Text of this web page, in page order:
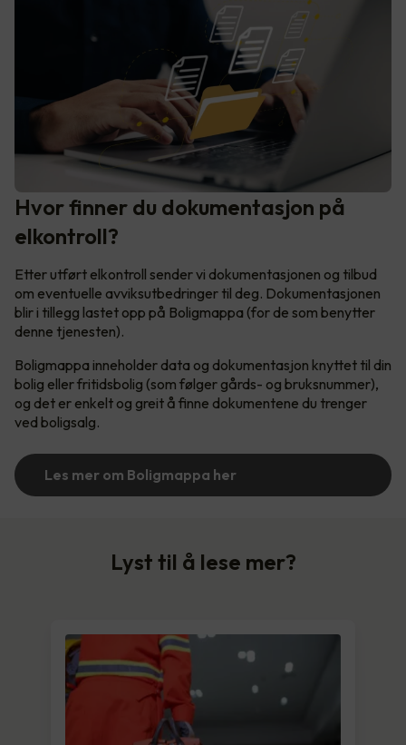
Hvor finner du dokumentasjon på
elkontroll?
Etter utført elkontroll sender vi dokumentasjonen og tilbud
om eventuelle avviksutbedringer til deg. Dokumentasjonen
blir i tillegg lastet opp på Boligmappa (for de som benytter
denne tjenesten).
Boligmappa inneholder data og dokumentasjon knyttet til din
bolig eller fritidsbolig (som følger gårds- og bruksnummer),
og det er enkelt og greit å finne dokumentene du trenger
ved boligsalg.
Les mer om Boligmappa her
Lyst til å lese mer?